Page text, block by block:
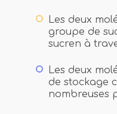
Les deux
groupe de
sucren à
Les deux
de stockage
nombreuses